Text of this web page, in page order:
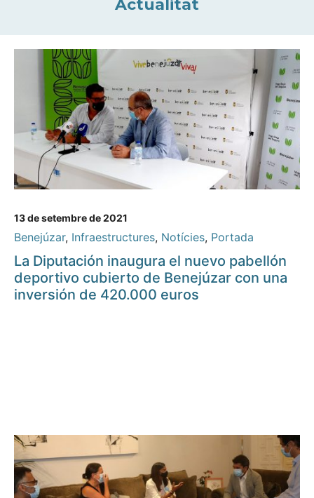
Actualitat
13 de setembre de 2021
Benejúzar, Infraestructures, Notícies, Portada
La Diputación inaugura el nuevo pabellón
deportivo cubierto de Benejúzar con una
inversión de 420.000 euros